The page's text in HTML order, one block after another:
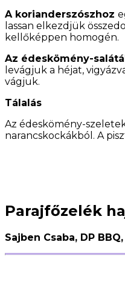
A korianderszószhoz
lassan elkezdjük
kellőképpen homogén.
Az édeskömény-
levágjuk a héjat,
vágjuk.
Tálalás
Az édeskömény-
narancskockákból. A
Parajfőzelék
Sajben Csaba, DP